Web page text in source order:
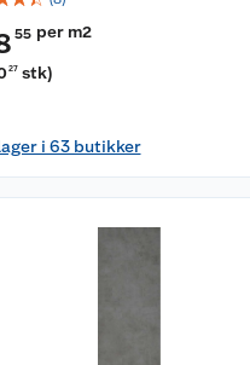
55 per m2
27 stk)
i 63 butikker